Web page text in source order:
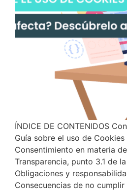
ÍNDICE DE CONTENIDOS
Guía sobre el uso de Cookies
Consentimiento en materia
Transparencia, punto 3.1 de
Obligaciones y
Consecuencias de no